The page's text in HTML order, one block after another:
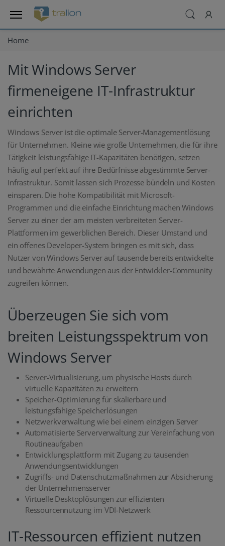
Home
Mit Windows Server
firmeneigene IT-Infrastruktur
einrichten
Windows Server ist die optimale Server-Managementlösung
für Unternehmen. Kleine wie große Unternehmen, die für ihre
Tätigkeit leistungsfähige IT-Kapazitäten benötigen, setzen
häufig auf perfekt auf ihre Bedürfnisse abgestimmte Server-
Infrastruktur. Somit lassen sich Prozesse bündeln und Kosten
einsparen. Die hohe Kompatibilität mit Microsoft-
Programmen und die einfache Einrichtung machen Windows
Server zu einer der am meisten verbreiteten Server-
Plattformen im gewerblichen Bereich. Dieser Umstand und
ein offenes Developer-System bringen es mit sich, dass
Nutzer von Windows Server auf tausende bereits entwickelte
und bewährte Anwendungen aus der Entwickler-Community
zugreifen können.
Überzeugen Sie sich vom
breiten Leistungsspektrum von
Windows Server
Server-Virtualisierung, um physische Hosts durch
virtuelle Kapazitäten zu erweitern
Speicher-Optimierung für skalierbare und
leistungsfähige Speicherlösungen
Netzwerkverwaltung wie bei einem einzigen Server
Automatisierte Serververwaltung zur Vereinfachung von
Routineaufgaben
Entwicklungsplattform mit Zugang zu tausenden
Anwendungsentwicklungen
Zugriffs- und Datenschutzmaßnahmen zur Absicherung
der Unternehmensserver
Virtuelle Desktoplösungen zur effizienten
Ressourcennutzung im VDI-Netzwerk
IT-Ressourcen effizient nutzen